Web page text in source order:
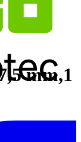
mm,1